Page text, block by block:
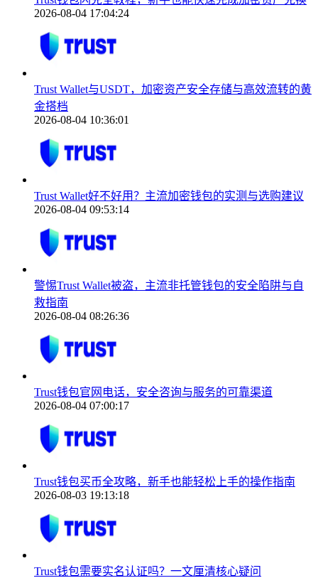
2026-08-04 17:04:24
Trust Wallet与USDT，加密资产安全存储与高效流转的黄
金搭档
2026-08-04 10:36:01
Trust Wallet好不好用？主流加密钱包的实测与选购建议
2026-08-04 09:53:14
警惕Trust Wallet被盗，主流非托管钱包的安全陷阱与自
救指南
2026-08-04 08:26:36
Trust钱包官网电话，安全咨询与服务的可靠渠道
2026-08-04 07:00:17
Trust钱包买币全攻略，新手也能轻松上手的操作指南
2026-08-03 19:13:18
Trust钱包需要实名认证吗？一文厘清核心疑问